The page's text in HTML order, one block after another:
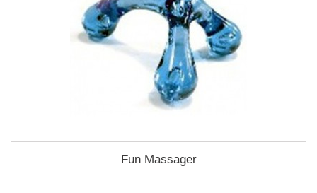
Fun Massager